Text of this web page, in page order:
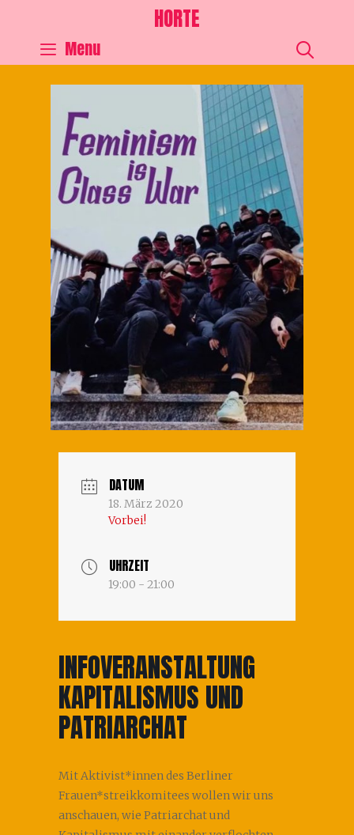
HORTE
Menu
DATUM
18. März 2020
Vorbei!
UHRZEIT
19:00 - 21:00
INFOVERANSTALTUNG
KAPITALISMUS UND
PATRIARCHAT
Mit Aktivist*innen des Berliner
Frauen*streikkomitees wollen wir uns
anschauen, wie Patriarchat und